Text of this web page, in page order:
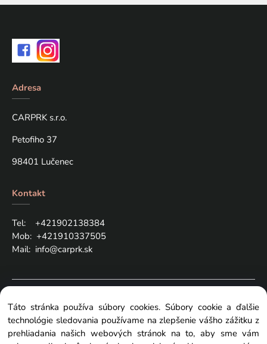
Adresa
CARPRK s.r.o.
Petofiho 37
98401 Lučenec
Kontakt
Tel: +421902138384
Mob: +421910337505
Mail: info@carprk.sk
Táto stránka používa súbory cookies. Súbory cookie a ďalšie
technológie sledovania používame na zlepšenie vášho zážitku z
prehliadania našich webových stránok na to, aby sme vám